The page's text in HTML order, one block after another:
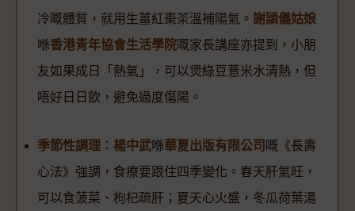
冷嘅體質，就用生薑紅棗茶溫補陽氣。 謝頴儀姑娘
喺香港青年協會生活學院嘅家長講座亦提到，小朋
友如果成日「熱氣」，可以煲綠豆薏米水清熱，但
唔好日日飲，避免過度傷陽。
季節性調理 ： 楊中武喺華夏出版有限公司 嘅《長壽
心法》強調，食療要跟住四季變化。春天肝氣旺，
可以食菠菜、枸杞疏肝；夏天心火盛，冬瓜荷葉湯